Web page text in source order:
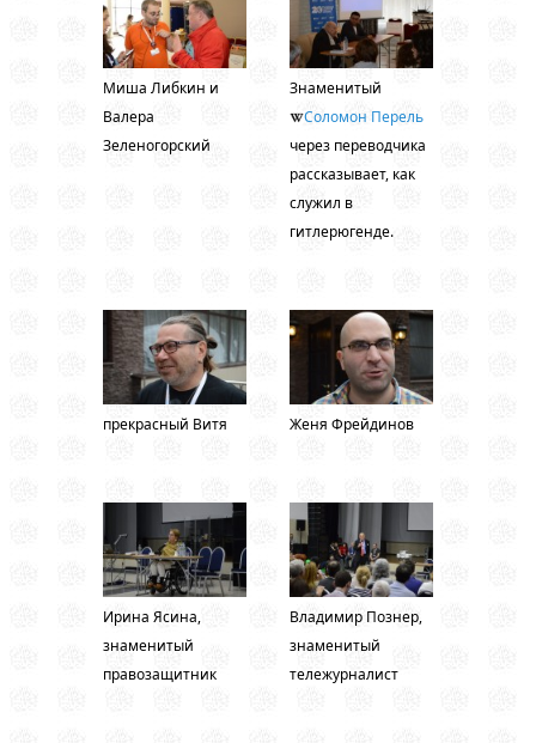
Миша Либкин и
Валера
Зеленогорский
Знаменитый
Соломон Перель
через переводчика
рассказывает, как
служил в
гитлерюгенде.
прекрасный Витя Женя Фрейдинов
Ирина Ясина,
знаменитый
правозащитник
Владимир Познер,
знаменитый
тележурналист